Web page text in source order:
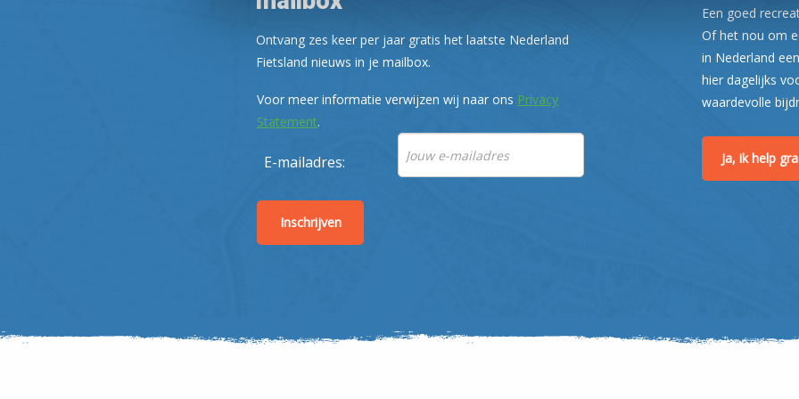
Ontvang zes keer per jaar gratis het laatste Nederland
Fietsland nieuws in je mailbox.
Voor meer informatie verwijzen wij naar ons Privacy
Statement.
E-mailadres:
Een goed
Of het nou om
in Nederland
hier dagelijks
waardevolle
Ja, ik help